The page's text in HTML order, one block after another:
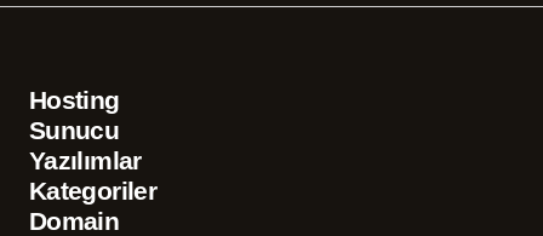
Hosting
Sunucu
Yazılımlar
Kategoriler
Domain